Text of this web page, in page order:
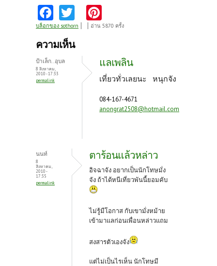
Fa
ce
b
o
o
k
w
itt
er
nt
es
t
บล็อกของ sothorn อ่าน 5870 ครั้ง
ความเห็น
ป้าเล็ก..อุบล
8 สิงหาคม,
2010 - 17:33
permalink
แลเพลิน
เที่ยวทั่วเลยนะ หนุกจัง
084-167-4671
anongrat2508@hotmail.com
นนท์
8
สิงหาคม,
2010 -
17:35
permalink
ตาร้อนแล้วหล่าว
อิจฉาจัง อยากเป็นนักโทษมั่ง
จัง ถ้าได้หนีเที่ยวพันนี้ยอมคับ
ไม่รู้มีโอกาส กับเขามั่งหม้าย
เข้ามาแลก่อนเพื่อนหล่าวแถม
สงสารตัวเองจัง
แต่ไม่เป็นไรเห็น นักโทษมี